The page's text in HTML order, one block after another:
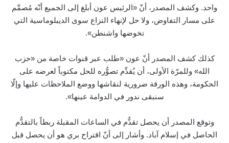
واحد. وكشف المصدر، أنّ «الرئيس عون أبلغ إلى الجميع أنّه مُصمِّم
على مسار التفاوض، ولا حل لإنهاء النزاع سوى الديبلوماسية التي
تخوضها واشنطن».
كذلك كشف المصدر أنّ عون «طلب عبر قنوات خاصة من «حزب
الله» وللمرّة الأولى، أن يُقدِّم تصوُّره للحل مكتوباً لعرضه على
الحكومة، وهذه الورقة ضرورية لنقاشها ووضع الملاحظات عليها وإلّا
سنبقى ندور في الدوامة عينها».
وتوقع المصدر أن يحصل تقدُّم في الساعات المقبلة ربطاً بالتقدُّم
الحاصل في إسلام آباد. وأشار إلى أنّ اقتراح بري هو أن يحصل قبل